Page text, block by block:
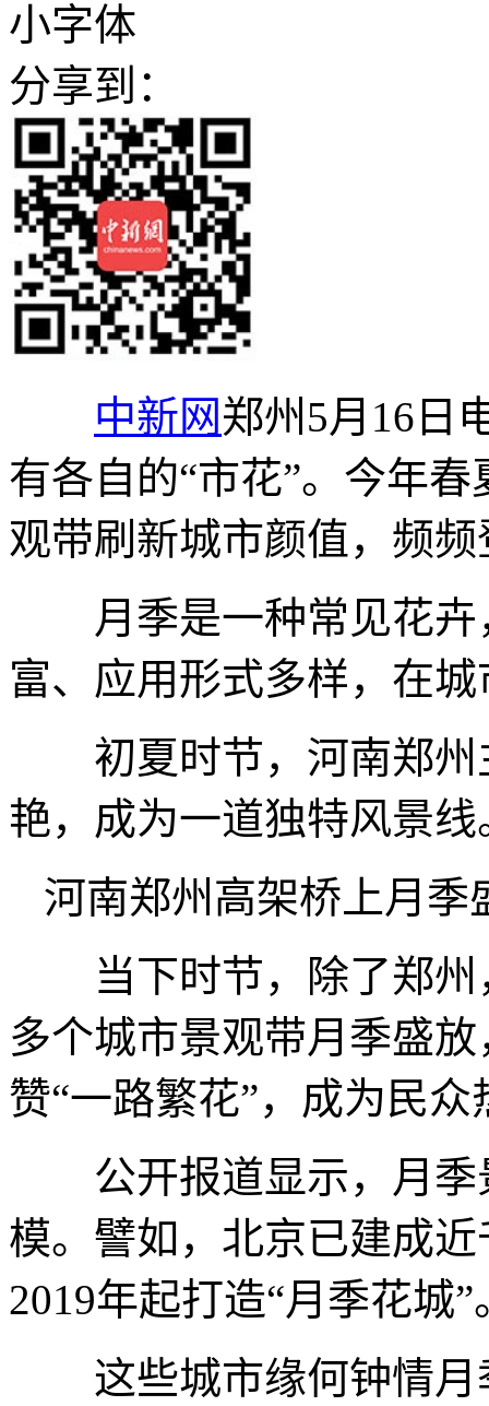
小字体
分享到：
中新网郑州5月16日
有各自的“市花”。今年
观带刷新城市颜值，频
月季是一种常见花卉
富、应用形式多样，在
初夏时节，河南郑州
艳，成为一道独特风景线
河南郑州高架桥上月季
当下时节，除了郑州
多个城市景观带月季盛
赞“一路繁花”，成为民
公开报道显示，月季
模。譬如，北京已建成
2019年起打造“月季花城”
这些城市缘何钟情月